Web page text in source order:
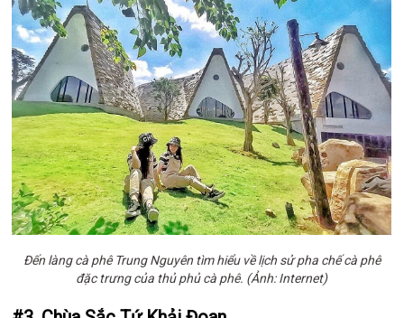
Đến làng cà phê Trung Nguyên tìm hiểu về lịch sử pha chế cà phê
đặc trưng của thủ phủ cà phê. (Ảnh: Internet)